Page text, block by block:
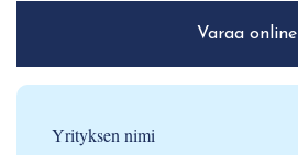
Varaa online
Yrityksen nimi